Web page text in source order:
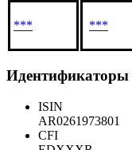
*** ***
Идентификаторы
ISIN
AR0261973801
CFI